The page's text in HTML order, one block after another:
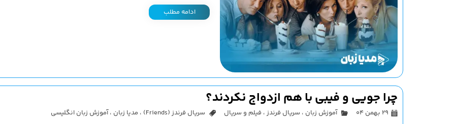
ادامه مطلب
چرا جویی و فیبی با هم ازدواج نکردند؟
۲۹ بهمن ۰۴ آموزش زبان ، سریال فرندز ، فیلم و سریال سریال فرندز (Friends) ، مدیا زبان ،آموزش زبان انگلیسی